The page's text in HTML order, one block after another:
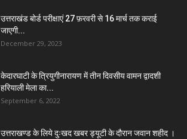
उत्तराखंड बोर्ड परीक्षाएं 27 फ़रवरी से 16 मार्च तक कराई
जाएगी...
December 29, 2023
केदारघाटी के त्रियुगीनारायण में तीन दिवसीय वामन द्वादशी
हरियाली मेला का...
September 6, 2022
उत्तराखण्ड के लिये दुःखद खबर ड्यूटी के दौरान जवान शहीद ।